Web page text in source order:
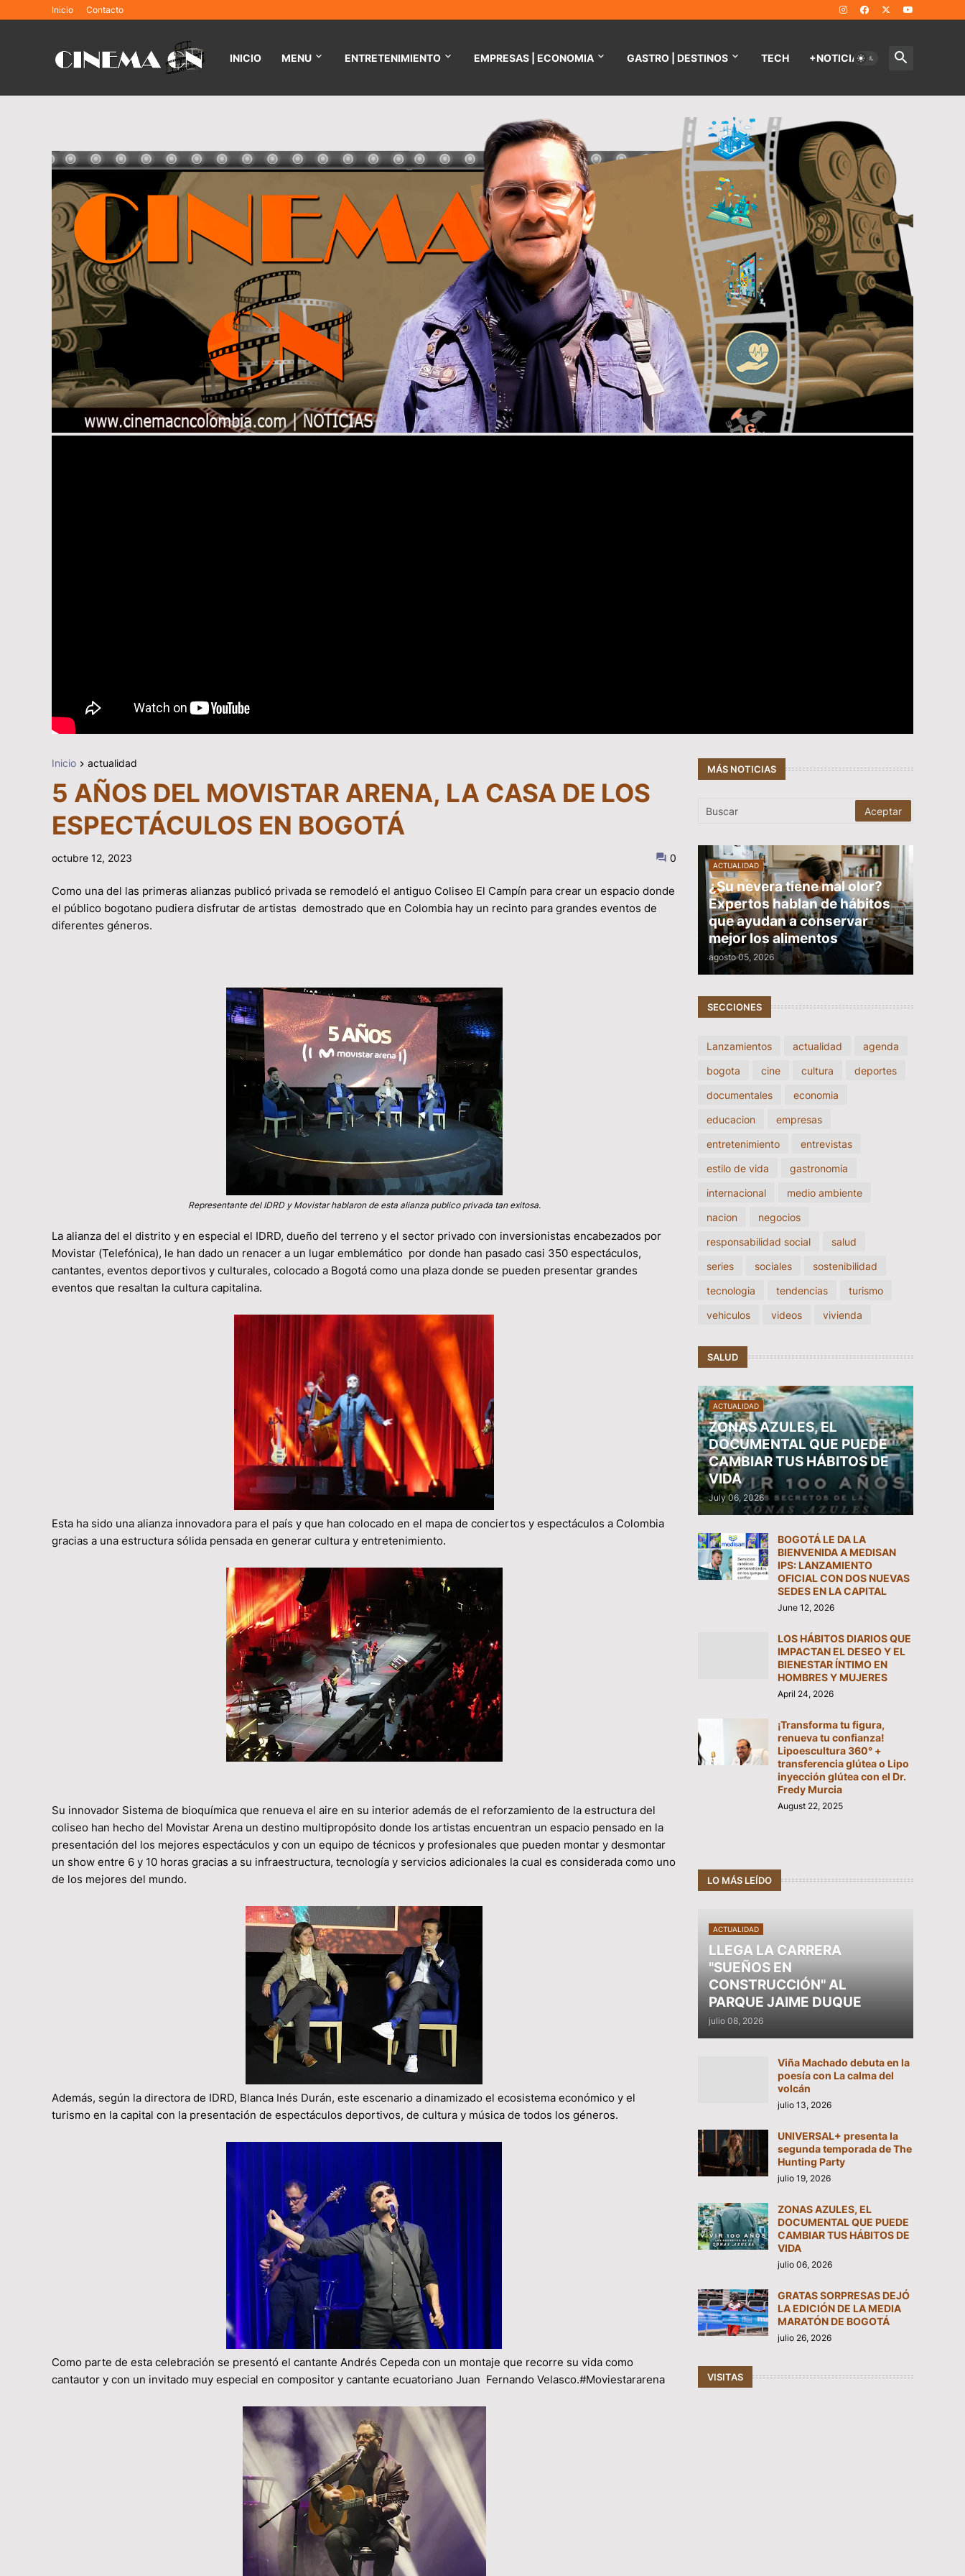
Inicio Contacto
INICIO MENU ENTRETENIMIENTO EMPRESAS | ECONOMIA GASTRO | DESTINOS TECH +NOTICIAS
Inicio actualidad
5 AÑOS DEL MOVISTAR ARENA, LA CASA DE LOS
ESPECTÁCULOS EN BOGOTÁ
octubre 12, 2023 0
Como una del las primeras alianzas publicó privada se remodeló el antiguo Coliseo El Campín para crear un espacio donde
el público bogotano pudiera disfrutar de artistas demostrado que en Colombia hay un recinto para grandes eventos de
diferentes géneros.
Representante del IDRD y Movistar hablaron de esta alianza publico privada tan exitosa.
La alianza del el distrito y en especial el IDRD, dueño del terreno y el sector privado con inversionistas encabezados por
Movistar (Telefónica), le han dado un renacer a un lugar emblemático por donde han pasado casi 350 espectáculos,
cantantes, eventos deportivos y culturales, colocado a Bogotá como una plaza donde se pueden presentar grandes
eventos que resaltan la cultura capitalina.
Esta ha sido una alianza innovadora para el país y que han colocado en el mapa de conciertos y espectáculos a Colombia
gracias a una estructura sólida pensada en generar cultura y entretenimiento.
Su innovador Sistema de bioquímica que renueva el aire en su interior además de el reforzamiento de la estructura del
coliseo han hecho del Movistar Arena un destino multipropósito donde los artistas encuentran un espacio pensado en la
presentación del los mejores espectáculos y con un equipo de técnicos y profesionales que pueden montar y desmontar
un show entre 6 y 10 horas gracias a su infraestructura, tecnología y servicios adicionales la cual es considerada como uno
de los mejores del mundo.
Además, según la directora de IDRD, Blanca Inés Durán, este escenario a dinamizado el ecosistema económico y el
turismo en la capital con la presentación de espectáculos deportivos, de cultura y música de todos los géneros.
Como parte de esta celebración se presentó el cantante Andrés Cepeda con un montaje que recorre su vida como
cantautor y con un invitado muy especial en compositor y cantante ecuatoriano Juan Fernando Velasco.#Moviestararena
MÁS NOTICIAS
ACTUALIDAD
¿Su nevera tiene mal olor?
Expertos hablan de hábitos
que ayudan a conservar
mejor los alimentos
agosto 05, 2026
SECCIONES
Lanzamientos actualidad
agenda
bogota
cine cultura
deportes
documentales
economia
educacion
empresas
entretenimiento
entrevistas
estilo de vida
gastronomia
internacional
medio ambiente
nacion
negocios
responsabilidad social
salud
series
sociales
sostenibilidad
tecnologia
tendencias
turismo
vehiculos
videos vivienda
SALUD
ACTUALIDAD
ZONAS AZULES, EL
DOCUMENTAL QUE PUEDE
CAMBIAR TUS HÁBITOS DE
VIDA
July 06, 2026
BOGOTÁ LE DA LA
BIENVENIDA A MEDISAN
IPS: LANZAMIENTO
OFICIAL CON DOS NUEVAS
SEDES EN LA CAPITAL
June 12, 2026
LOS HÁBITOS DIARIOS QUE
IMPACTAN EL DESEO Y EL
BIENESTAR ÍNTIMO EN
HOMBRES Y MUJERES
April 24, 2026
¡Transforma tu figura,
renueva tu confianza!
Lipoescultura 360° +
transferencia glútea o Lipo
inyección glútea con el Dr.
Fredy Murcia
August 22, 2025
LO MÁS LEÍDO
ACTUALIDAD
LLEGA LA CARRERA
"SUEÑOS EN
CONSTRUCCIÓN" AL
PARQUE JAIME DUQUE
julio 08, 2026
Viña Machado debuta en la
poesía con La calma del
volcán
julio 13, 2026
UNIVERSAL+ presenta la
segunda temporada de The
Hunting Party
julio 19, 2026
ZONAS AZULES, EL
DOCUMENTAL QUE PUEDE
CAMBIAR TUS HÁBITOS DE
VIDA
julio 06, 2026
GRATAS SORPRESAS DEJÓ
LA EDICIÓN DE LA MEDIA
MARATÓN DE BOGOTÁ
julio 26, 2026
VISITAS